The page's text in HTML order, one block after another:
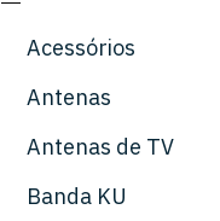
Acessórios
Antenas
Antenas de TV
Banda KU